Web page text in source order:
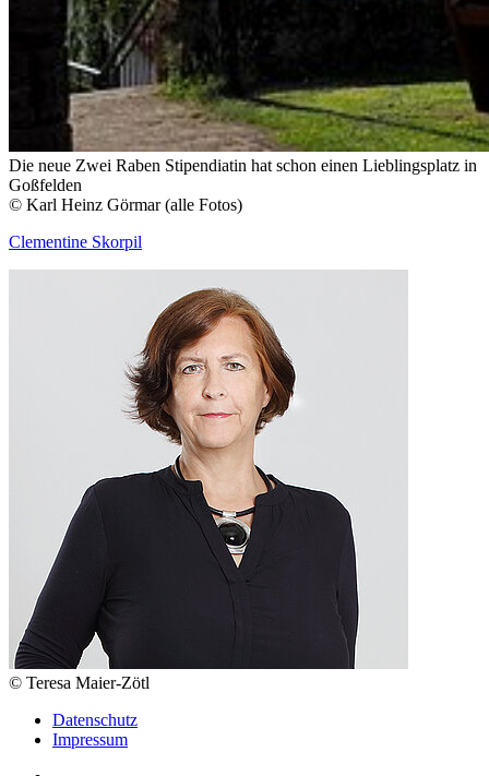
Die neue Zwei Raben Stipendiatin hat schon einen Lieblingsplatz in
Goßfelden
© Karl Heinz Görmar (alle Fotos)
Clementine Skorpil
© Teresa Maier-Zötl
Datenschutz
Impressum